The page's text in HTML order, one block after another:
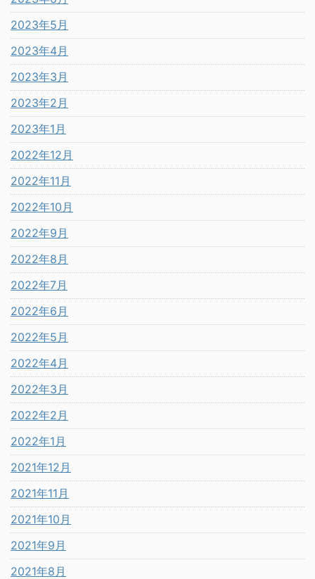
2023年5月
2023年4月
2023年3月
2023年2月
2023年1月
2022年12月
2022年11月
2022年10月
2022年9月
2022年8月
2022年7月
2022年6月
2022年5月
2022年4月
2022年3月
2022年2月
2022年1月
2021年12月
2021年11月
2021年10月
2021年9月
2021年8月